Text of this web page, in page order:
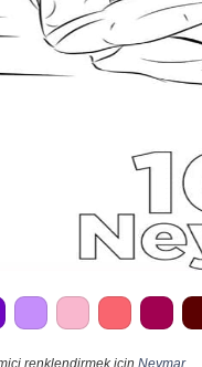
renklendirmek için Neymar